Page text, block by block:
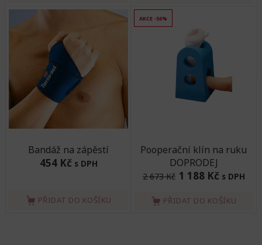
Bandáž na zápěstí
454 Kč s DPH
PŘIDAT DO KOŠÍKU
AKCE -56%
Pooperační klín na ruku
DOPRODEJ
2 673 Kč 1 188 Kč s DPH
PŘIDAT DO KOŠÍKU